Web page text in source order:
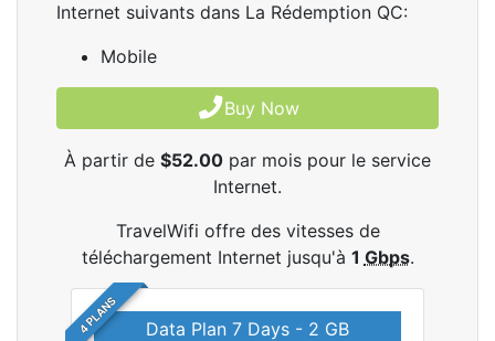
Internet suivants dans La Rédemption QC:
Mobile
Buy Now
À partir de $52.00 par mois pour le service
Internet.
TravelWifi offre des vitesses de
téléchargement Internet jusqu'à 1 Gbps.
4 PLANS Data Plan 7 Days - 2 GB